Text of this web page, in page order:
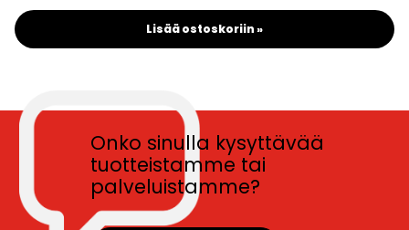
Lisää ostoskoriin »
Onko sinulla kysyttävää
tuotteistamme tai
palveluistamme?